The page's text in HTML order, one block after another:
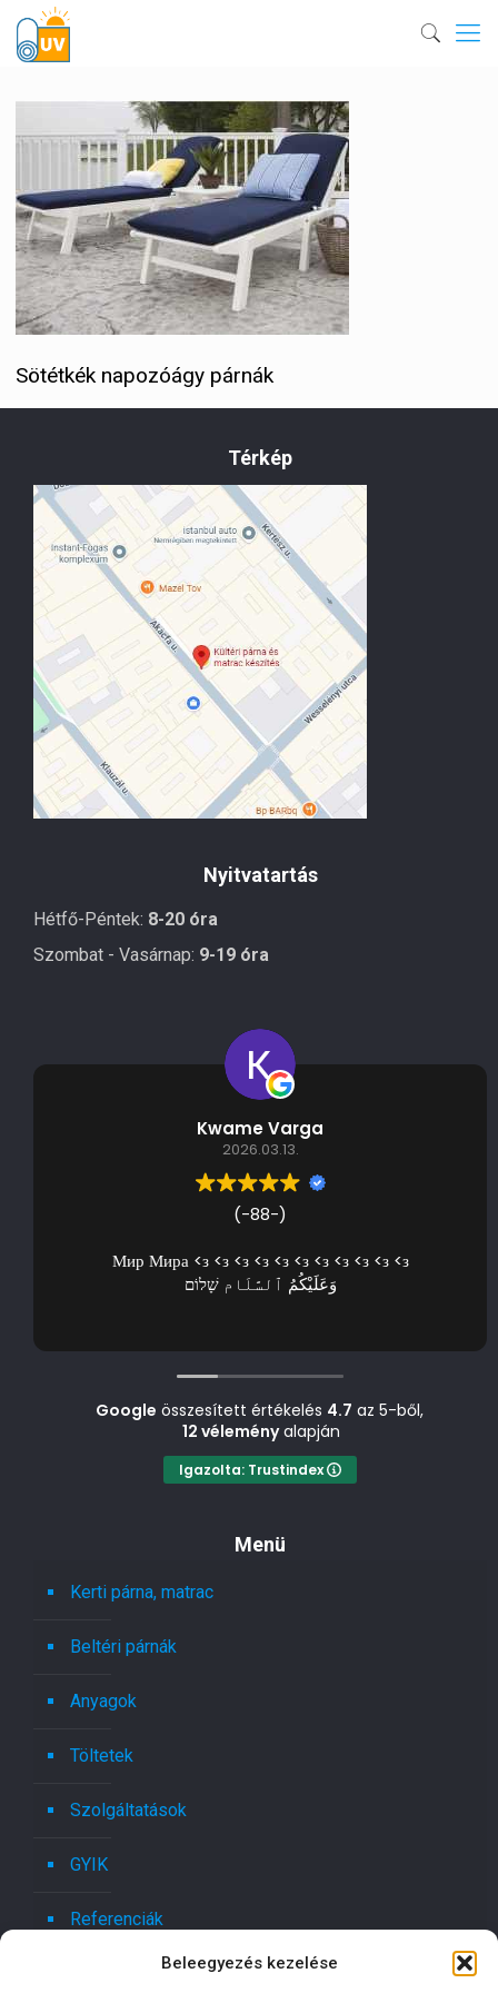
Beleegyezés kezelése
Sötétkék napozóágy párnák
Térkép
Nyitvatartás
Hétfő-Péntek: 8-20 óra
Szombat - Vasárnap: 9-19 óra
Kwame Varga
2026.03.13.
(-88-)
Мир Мира <з <з <з <з <з <з <з <з <з <з <з
وَعَلَيْكُمُ ٱلسَّلَام שָׁלוֹם
Google összesített értékelés 4.7 az 5-ből,
12 véleményalapján
Igazolta: Trustindex
Menü
Kerti párna, matrac
Beltéri párnák
Anyagok
Töltetek
Szolgáltatások
GYIK
Referenciák